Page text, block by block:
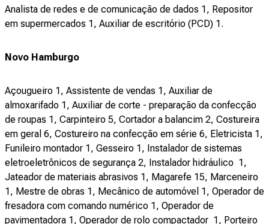
Analista de redes e de comunicação de dados 1, Repositor
em supermercados 1, Auxiliar de escritório (PCD) 1.
Novo Hamburgo
Açougueiro 1, Assistente de vendas 1, Auxiliar de
almoxarifado 1, Auxiliar de corte - preparação da confecção
de roupas 1, Carpinteiro 5, Cortador a balancim 2, Costureira
em geral 6, Costureiro na confecção em série 6, Eletricista 1,
Funileiro montador 1, Gesseiro 1, Instalador de sistemas
eletroeletrônicos de segurança 2, Instalador hidráulico 1,
Jateador de materiais abrasivos 1, Magarefe 15, Marceneiro
1, Mestre de obras 1, Mecânico de automóvel 1, Operador de
fresadora com comando numérico 1, Operador de
pavimentadora 1, Operador de rolo compactador 1, Porteiro